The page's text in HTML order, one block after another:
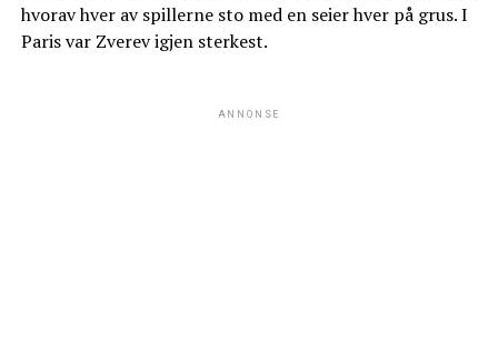
hvorav hver av spillerne sto med en seier hver på grus. I
Paris var Zverev igjen sterkest.
ANNONSE